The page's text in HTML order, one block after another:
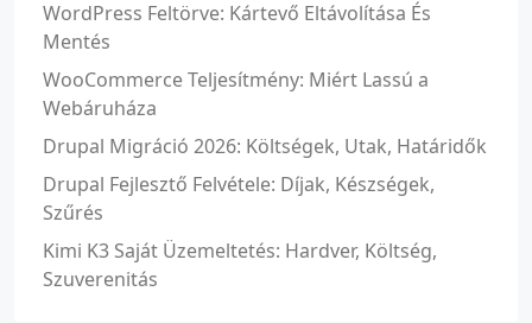
WordPress Feltörve: Kártevő Eltávolítása És
Mentés
WooCommerce Teljesítmény: Miért Lassú a
Webáruháza
Drupal Migráció 2026: Költségek, Utak, Határidők
Drupal Fejlesztő Felvétele: Díjak, Készségek,
Szűrés
Kimi K3 Saját Üzemeltetés: Hardver, Költség,
Szuverenitás